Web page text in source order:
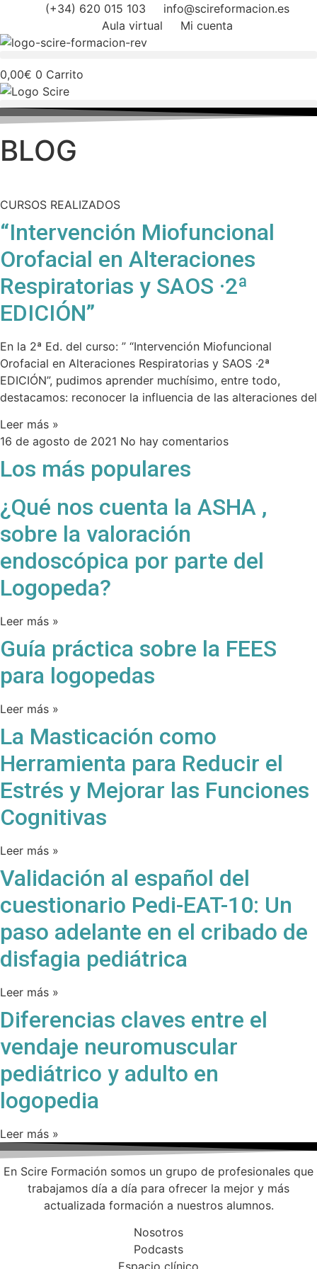
contenido
(+34) 620 015 103
info@scireformacion.es
Aula virtual
Mi cuenta
0,00€ 0 Carrito
BLOG
CURSOS REALIZADOS
“Intervención Miofuncional
Orofacial en Alteraciones
Respiratorias y SAOS ·2ª
EDICIÓN”
En la 2ª Ed. del curso: ” “Intervención Miofuncional
Orofacial en Alteraciones Respiratorias y SAOS ·2ª
EDICIÓN”, pudimos aprender muchísimo, entre todo,
destacamos: reconocer la influencia de las alteraciones del
Leer más »
16 de agosto de 2021 No hay comentarios
Los más populares
¿Qué nos cuenta la ASHA ,
sobre la valoración
endoscópica por parte del
Logopeda?
Leer más »
Guía práctica sobre la FEES
para logopedas
Leer más »
La Masticación como
Herramienta para Reducir el
Estrés y Mejorar las Funciones
Cognitivas
Leer más »
Validación al español del
cuestionario Pedi-EAT-10: Un
paso adelante en el cribado de
disfagia pediátrica
Leer más »
Diferencias claves entre el
vendaje neuromuscular
pediátrico y adulto en
logopedia
Leer más »
En Scire Formación somos un grupo de profesionales que
trabajamos día a día para ofrecer la mejor y más
actualizada formación a nuestros alumnos.
Nosotros
Podcasts
Espacio clínico